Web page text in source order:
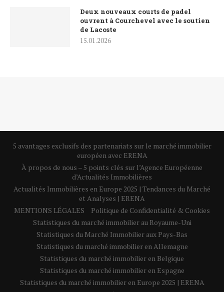
Deux nouveaux courts de padel
ouvrent à Courchevel avec le soutien
de Lacoste
15.01.2026
5 avantages exclusifs des partenariats sur le marché immobilier
européen avec ERENA
À propos de nous – 5 points clés sur l’Agence Européenne
d’Actualités Immobilières
Actualités Immobilières en Europe 2025 | Tendances du Marché
et Analyses | ERENA
MENTIONS LÉGALES
Politique de Confidentialité & Cookies
Statistiques du marché immobilier au Royaume-Uni
Statistiques du Marché Immobilier aux Pays-Bas
Statistiques du marché immobilier en Allemagne
Statistiques du marché immobilier en Belgique
Statistiques du marché immobilier en Espagne
Statistiques du marché immobilier en Europe 2025 | ERENA